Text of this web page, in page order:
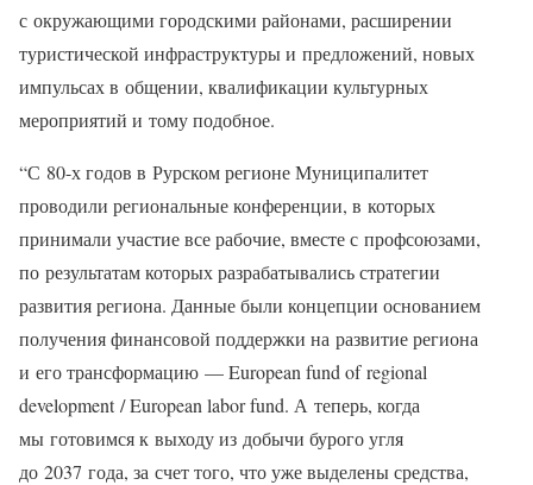
с окружающими городскими районами, расширении
туристической инфраструктуры и предложений, новых
импульсах в общении, квалификации культурных
мероприятий и тому подобное.
“С 80-х годов в Рурском регионе Муниципалитет
проводили региональные конференции, в которых
принимали участие все рабочие, вместе с профсоюзами,
по результатам которых разрабатывались стратегии
развития региона. Данные были концепции основанием
получения финансовой поддержки на развитие региона
и его трансформацию — European fund of regional
development / European labor fund. А теперь, когда
мы готовимся к выходу из добычи бурого угля
до 2037 года, за счет того, что уже выделены средства,